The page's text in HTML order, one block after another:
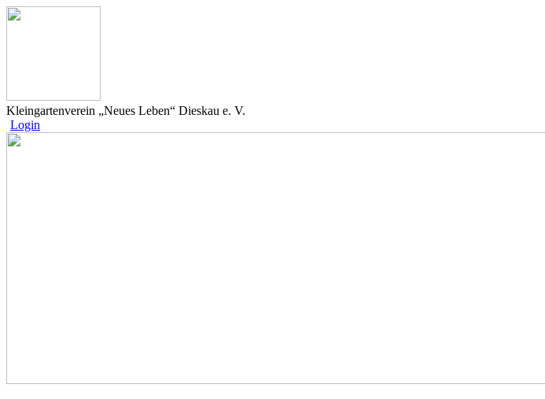
Kleingartenverein „Neues Leben“ Dieskau e. V.
Login